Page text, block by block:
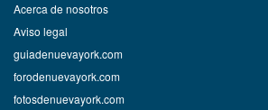
Acerca de nosotros
Aviso legal
guiadenuevayork.com
forodenuevayork.com
fotosdenuevayork.com